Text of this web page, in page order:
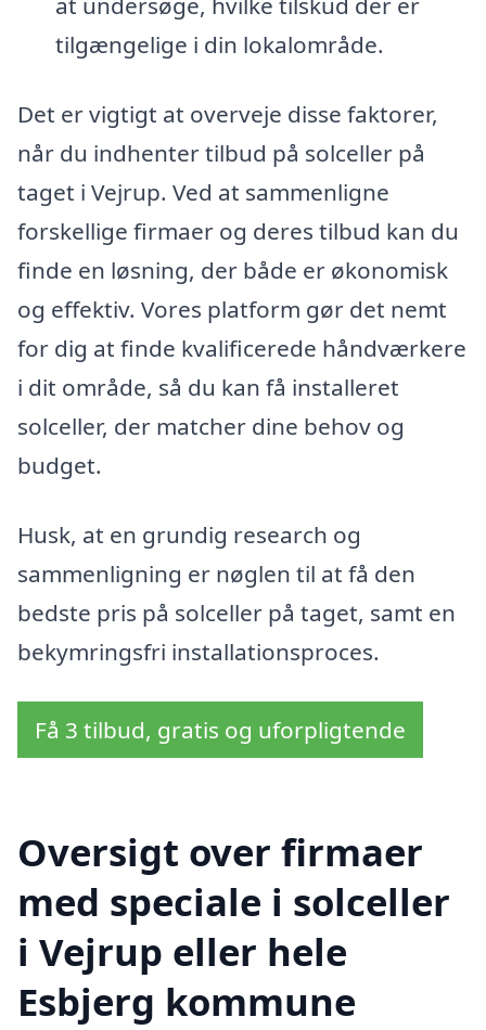
tilgængelige i din lokalområde.
Det er vigtigt at overveje disse faktorer,
når du indhenter tilbud på solceller på
taget i Vejrup. Ved at sammenligne
forskellige firmaer og deres tilbud kan du
finde en løsning, der både er økonomisk
og effektiv. Vores platform gør det nemt
for dig at finde kvalificerede håndværkere
i dit område, så du kan få installeret
solceller, der matcher dine behov og
budget.
Husk, at en grundig research og
sammenligning er nøglen til at få den
bedste pris på solceller på taget, samt en
bekymringsfri installationsproces.
Få 3 tilbud, gratis og uforpligtende
Oversigt over firmaer
med speciale i solceller
i Vejrup eller hele
Esbjerg kommune